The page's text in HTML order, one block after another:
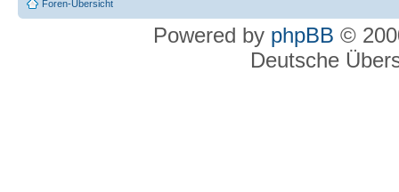
Foren-Übersicht
Powered by phpBB ©
Deutsche